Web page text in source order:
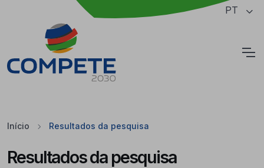
Saltar para o conteúdo principal da página PT
Início Resultados da pesquisa
Resultados da pesquisa